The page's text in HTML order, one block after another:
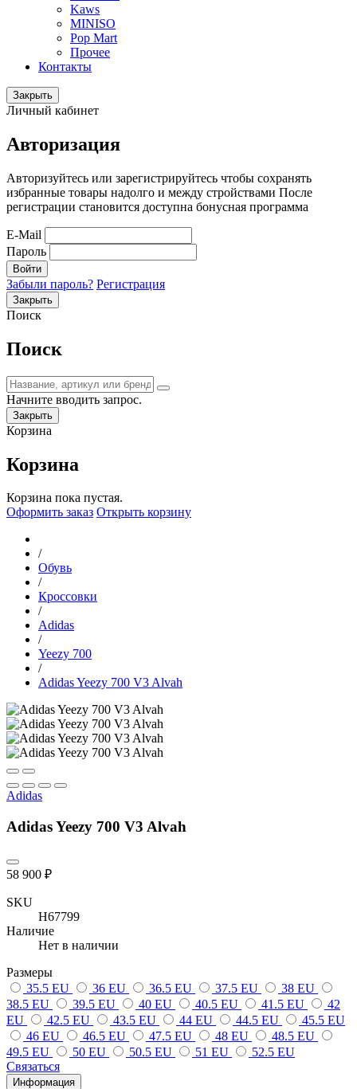
Kaws
MINISO
Pop Mart
Прочее
Контакты
Закрыть
Личный кабинет
Авторизация
Авторизуйтесь или зарегистрируйтесь чтобы сохранять
избранные товары надолго и между стройствами После
регистрации становится доступна бонусная программа
E-Mail
Пароль
Войти
Забыли пароль? Регистрация
Закрыть
Поиск
Поиск
Начните вводить запрос.
Закрыть
Корзина
Корзина
Корзина пока пустая.
Оформить заказ Открыть корзину
/
Обувь
/
Кроссовки
/
Adidas
/
Yeezy 700
/
Adidas Yeezy 700 V3 Alvah
Adidas
Adidas Yeezy 700 V3 Alvah
58 900 ₽
SKU
H67799
Наличие
Нет в наличии
Размеры
35.5 EU
36 EU 36.5 EU 37.5 EU
38 EU
38.5 EU
39.5 EU 40 EU 40.5 EU 41.5 EU
42
EU
42.5 EU 43.5 EU 44 EU 44.5 EU
45.5 EU
46 EU
46.5 EU 47.5 EU 48 EU
48.5 EU
49.5 EU
50 EU 50.5 EU 51 EU
52.5 EU
Связаться
Информация